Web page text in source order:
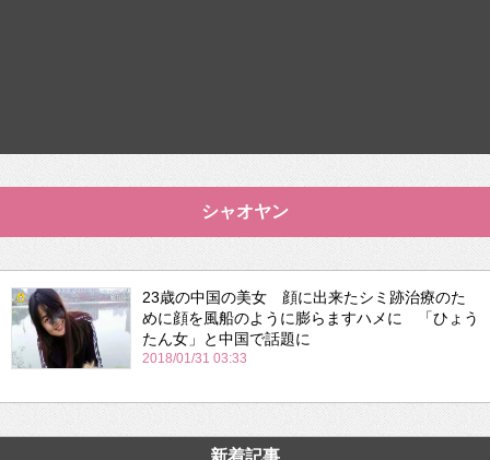
シャオヤン
23歳の中国の美女 顔に出来たシミ跡治療のた
めに顔を風船のように膨らますハメに 「ひょう
たん女」と中国で話題に
2018/01/31 03:33